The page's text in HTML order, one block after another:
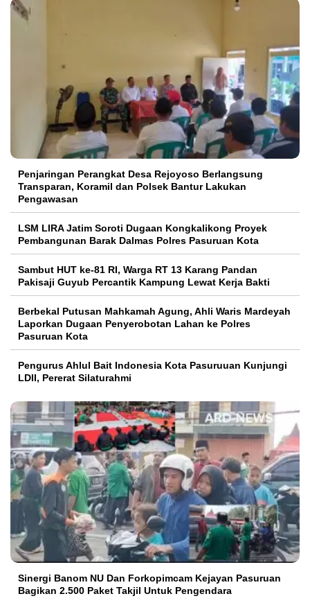
Penjaringan Perangkat Desa Rejoyoso Berlangsung
Transparan, Koramil dan Polsek Bantur Lakukan
Pengawasan
LSM LIRA Jatim Soroti Dugaan Kongkalikong Proyek
Pembangunan Barak Dalmas Polres Pasuruan Kota
Sambut HUT ke-81 RI, Warga RT 13 Karang Pandan
Pakisaji Guyub Percantik Kampung Lewat Kerja Bakti
Berbekal Putusan Mahkamah Agung, Ahli Waris Mardeyah
Laporkan Dugaan Penyerobotan Lahan ke Polres
Pasuruan Kota
Pengurus Ahlul Bait Indonesia Kota Pasuruuan Kunjungi
LDII, Pererat Silaturahmi
Sinergi Banom NU Dan Forkopimcam Kejayan Pasuruan
Bagikan 2.500 Paket Takjil Untuk Pengendara